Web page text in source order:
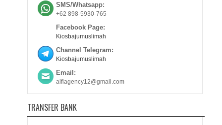
SMS/Whatsapp:
+62 898-5930-765
Facebook Page:
Kiosbajumuslimah
Channel Telegram:
Kiosbajumuslimah
Email:
alfiagency12@gmail.com
TRANSFER BANK